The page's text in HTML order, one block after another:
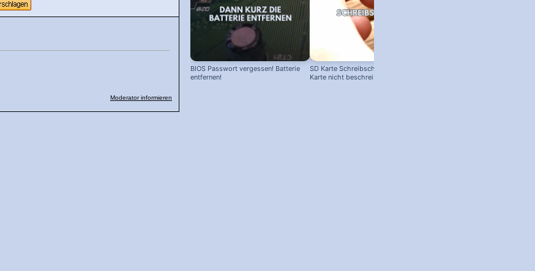
Moderator informieren
BIOS Passwort vergessen! Batterie
entfernen!
SD Karte Schreibschutz austricksen:
Karte nicht beschreibbar?